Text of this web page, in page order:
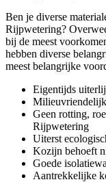
Ben je diverse
Rijpwetering?
bij de meest
hebben diverse
meest belangrijke
Eigentijds
Geen rotting,
Rijpwetering
Uiterst
Kozijn behoeft
Goede
Aantrekkelijke